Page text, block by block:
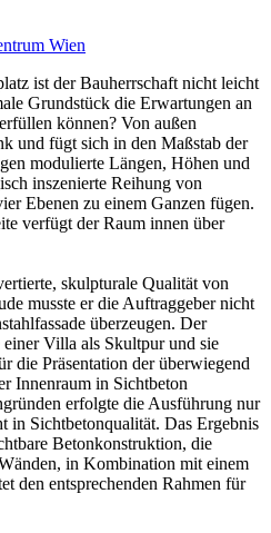
Wien
ist der Bauherrschaft nicht leicht
Grundstück die Erwartungen an
können? Von außen
und fügt sich in den Maßstab der
modulierte Längen, Höhen und
inszenierte Reihung von
Ebenen zu einem Ganzen fügen.
verfügt der Raum innen über
skulpturale Qualität von
musste er die Auftraggeber nicht
überzeugen. Der
Villa als Skultpur und sie
die Präsentation der überwiegend
Innenraum in Sichtbeton
erfolgte die Ausführung nur
in Sichtbetonqualität. Das Ergebnis
Betonkonstruktion, die
in Kombination mit einem
den entsprechenden Rahmen für